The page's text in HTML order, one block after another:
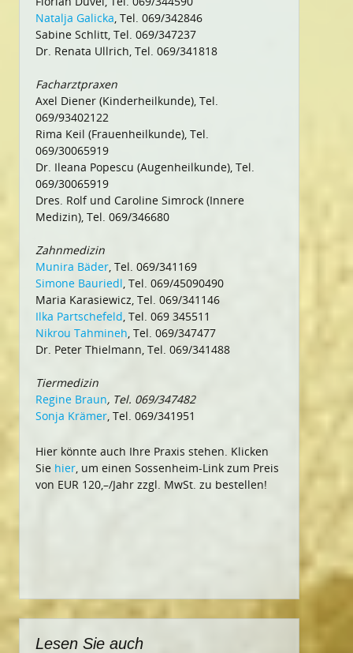
Natalja Galicka, Tel. 069/342846
Sabine Schlitt, Tel. 069/347237
Dr. Renata Ullrich, Tel. 069/341818
Facharztpraxen
Axel Diener (Kinderheilkunde), Tel.
069/93402122
Rima Keil (Frauenheilkunde), Tel.
069/30065919
Dr. Ileana Popescu (Augenheilkunde), Tel.
069/30065919
Dres. Rolf und Caroline Simrock (Innere
Medizin), Tel. 069/346680
Zahnmedizin
Munira Bäder, Tel. 069/341169
Simone Bauriedl, Tel. 069/45090490
Maria Karasiewicz, Tel. 069/341146
Ilka Partschefeld, Tel. 069 345511
Nikrou Tahmineh, Tel. 069/347477
Dr. Peter Thielmann, Tel. 069/341488
Tiermedizin
Regine Braun, Tel. 069/347482
Sonja Krämer, Tel. 069/341951
Hier könnte auch Ihre Praxis stehen. Klicken
Sie hier, um einen Sossenheim-Link zum Preis
von EUR 120,–/Jahr zzgl. MwSt. zu bestellen!
Lesen Sie auch